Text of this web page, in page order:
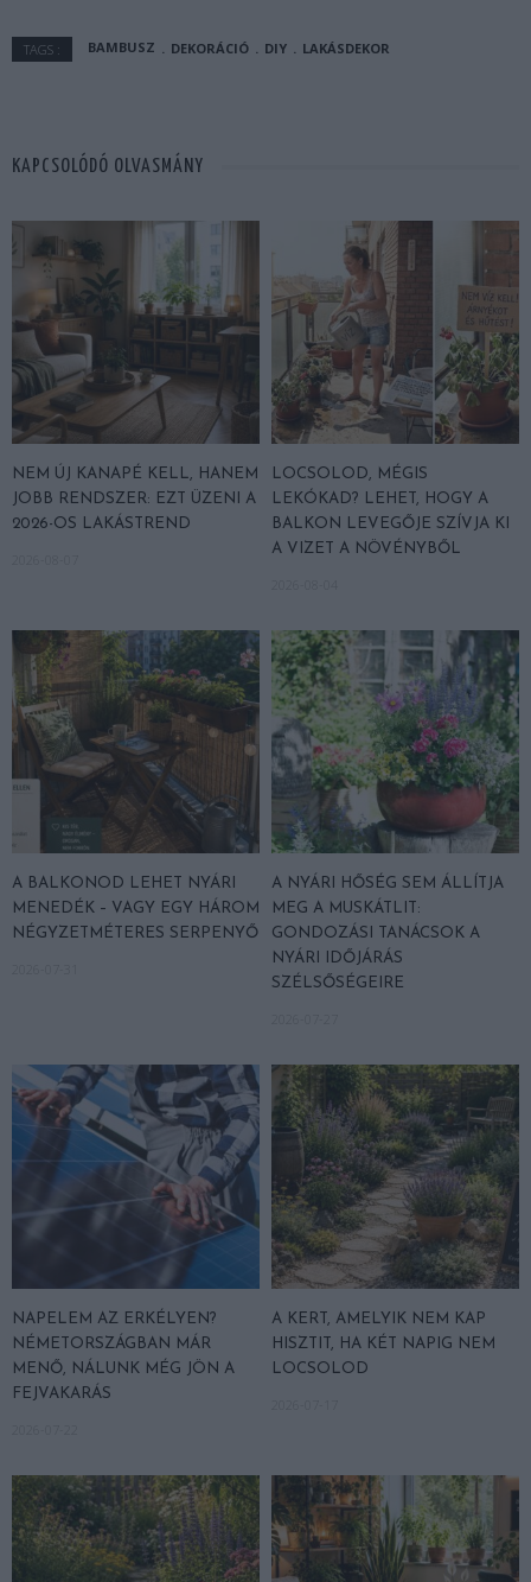
TAGS : BAMBUSZ DEKORÁCIÓ DIY LAKÁSDEKOR
KAPCSOLÓDÓ OLVASMÁNY
NEM ÚJ KANAPÉ KELL, HANEM
JOBB RENDSZER: EZT ÜZENI A
2026-OS LAKÁSTREND
LOCSOLOD, MÉGIS
LEKÓKAD? LEHET, HOGY A
BALKON LEVEGŐJE SZÍVJA KI
A VIZET A NÖVÉNYBŐL
A BALKONOD LEHET NYÁRI
MENEDÉK – VAGY EGY HÁROM
NÉGYZETMÉTERES SERPENYŐ
A NYÁRI HŐSÉG SEM ÁLLÍTJA
MEG A MUSKÁTLIT:
GONDOZÁSI TANÁCSOK A
NYÁRI IDŐJÁRÁS
SZÉLSŐSÉGEIRE
NAPELEM AZ ERKÉLYEN?
NÉMETORSZÁGBAN MÁR
MENŐ, NÁLUNK MÉG JÖN A
FEJVAKARÁS
A KERT, AMELYIK NEM KAP
HISZTIT, HA KÉT NAPIG NEM
LOCSOLOD